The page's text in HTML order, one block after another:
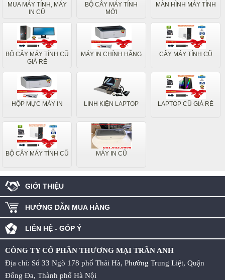
MUA MÁY TÍNH, MÁY
IN CŨ
BỘ CÂY MÁY TÍNH
MỚI
MÀN HÌNH MÁY TÍNH
BỘ CÂY MÁY TÍNH CŨ
GIÁ RẺ
MÁY IN CHÍNH HÃNG CÂY MÁY TÍNH CŨ
HỘP MỰC MÁY IN LINH KIỆN LAPTOP LAPTOP CŨ GIÁ RẺ
BỘ CÂY MÁY TÍNH CŨ MÁY IN CŨ
GIỚI THIỆU
HƯỚNG DẪN MUA HÀNG
LIÊN HỆ - GÓP Ý
CÔNG TY CỔ PHẦN THƯƠNG MẠI TRẦN ANH
Địa chỉ: Số 33 Ngõ 178 phố Thái Hà, Phường Trung Liệt, Quận
Đống Đa, Thành phố Hà Nội